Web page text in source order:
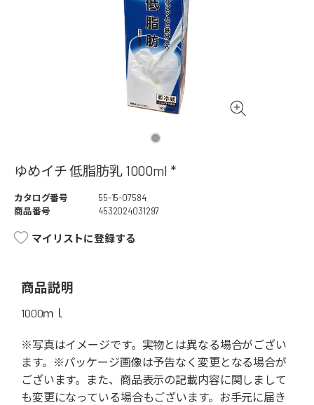
ゆめイチ 低脂肪乳 1000ml *
カタログ番号
55-15-07584
商品番号
4532024031297
マイリストに登録する
商品説明
1000ｍｌ
※写真はイメージです。実物とは異なる場合がござい
ます。※パッケージ画像は予告なく変更となる場合が
ございます。また、商品表示の記載内容に関しまして
も変更になっている場合もございます。お手元に届き